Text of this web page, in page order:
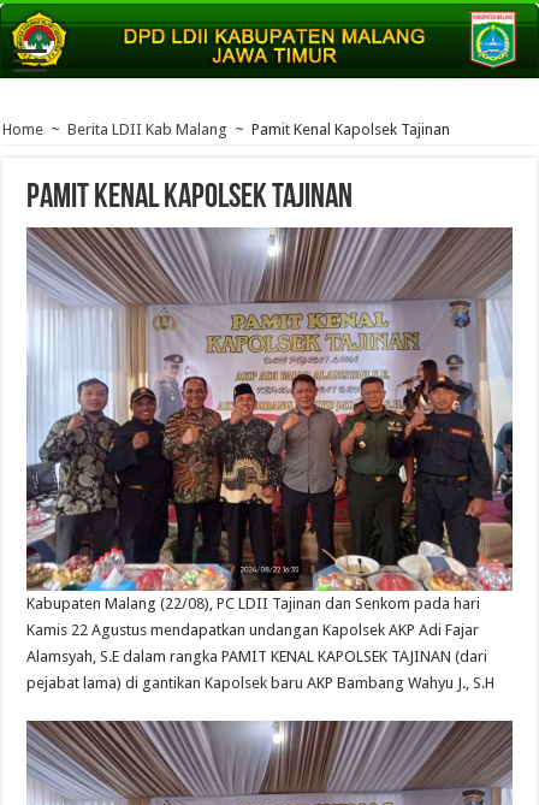
Home ~ Berita LDII Kab Malang ~ Pamit Kenal Kapolsek Tajinan
Pamit Kenal Kapolsek Tajinan
Kabupaten Malang (22/08), PC LDII Tajinan dan Senkom pada hari
Kamis 22 Agustus mendapatkan undangan Kapolsek AKP Adi Fajar
Alamsyah, S.E dalam rangka PAMIT KENAL KAPOLSEK TAJINAN (dari
pejabat lama) di gantikan Kapolsek baru AKP Bambang Wahyu J., S.H